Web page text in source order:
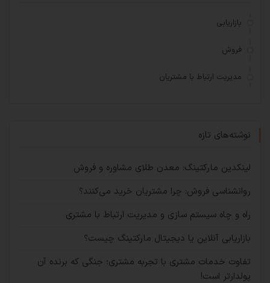
بازاریابی
فروش
مدیریت ارتباط با مشتریان
نوشته‌های تازه
لینکدین مارکتینگ: معدن طلای مشاوره و فروش
روانشناسی فروش: چرا مشتریان خرید می‌کنند؟
راه و چاه سیستم سازی و مدیریت ارتباط با مشتری
بازاریابی آنلاین یا دیجیتال مارکتینگ چیست؟
تفاوت خدمات مشتری با تجربه مشتری؛ جنگی که برنده آن
پولدارتر است!